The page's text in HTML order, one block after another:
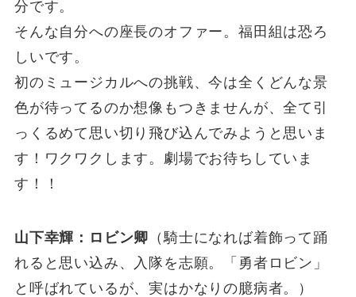
分です。
そんな自分への座長のオファー。福田組は恐ろ
しいです。
初のミュージカルへの挑戦、今は全くどんな景
色が待ってるのか想像もつきませんが、全て引
っくるめて思い切り飛び込んでみようと思いま
す！ワクワクします。劇場でお待ちしていま
す！！
山下幸輝：ロビン卿 （騎士になれば着飾って踊
れると思い込み、入隊を志願。「勇者ロビン」
と呼ばれているが、実はかなりの臆病者。）